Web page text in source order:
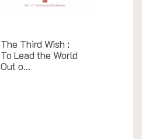
The Third Wish :
To Lead the World
Out o...